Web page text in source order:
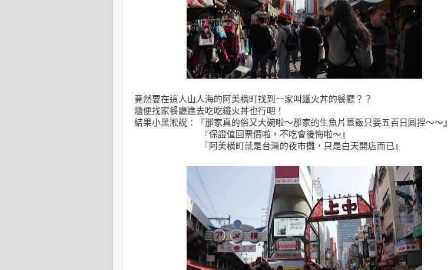
竟然要在這人山人海的阿美橫町找到一家叫鐵火丼的餐廳？？
隨便找家餐廳進去吃吃鐵火丼也行吧！
結果小黑淞說：『那家真的俗又大碗啦～那家的生魚片蓋飯只要五百日圓捏～～』
『保證值回票價啦，不吃會後悔啦～』
『阿美橫町就是台灣的夜市攤，只是白天開店而已』